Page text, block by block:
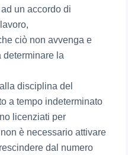
un accordo di
ciò non avvenga e
determinare la
disciplina del
a tempo indeterminato
licenziati per
è necessario attivare
dal numero